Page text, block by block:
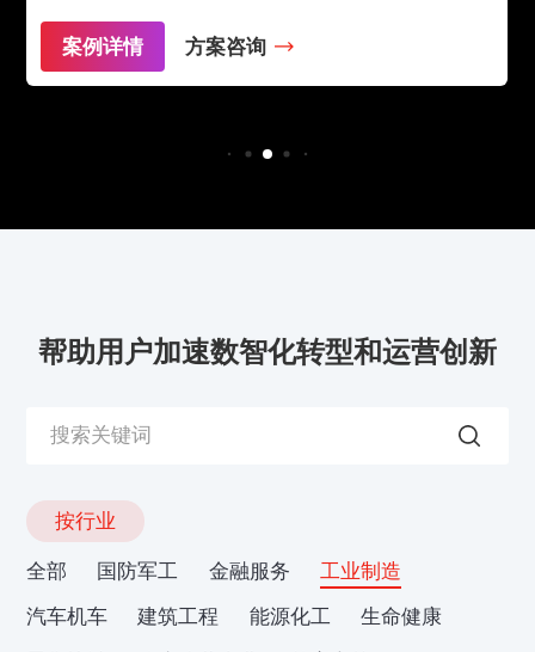
方案咨询
方案咨询
帮助用户加速数智化转型和运营创新
按行业
全部 国防军工 金融服务
工业制造
汽车机车
建筑工程 能源化工
生命健康